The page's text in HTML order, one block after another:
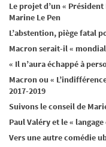
Le projet d’un «
Marine Le Pen
L’abstention, piège fatal
Macron serait-il «
« Il n’aura échappé à
Macron ou «
2017-2019
Suivons le conseil de
Paul Valéry et le «
Vers une autre comédie